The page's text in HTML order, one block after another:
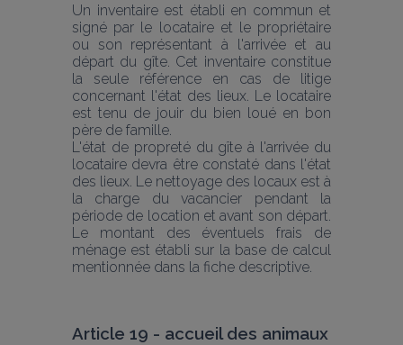
Un inventaire est établi en commun et
signé par le locataire et le propriétaire
ou son représentant à l'arrivée et au
départ du gîte. Cet inventaire constitue
la seule référence en cas de litige
concernant l'état des lieux. Le locataire
est tenu de jouir du bien loué en bon
père de famille.
L'état de propreté du gîte à l'arrivée du
locataire devra être constaté dans l'état
des lieux. Le nettoyage des locaux est à
la charge du vacancier pendant la
période de location et avant son départ.
Le montant des éventuels frais de
ménage est établi sur la base de calcul
mentionnée dans la fiche descriptive.
Article 19 - accueil des animaux